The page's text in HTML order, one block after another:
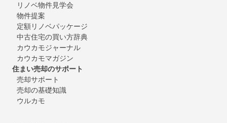
リノベ物件見学会
物件提案
定額リノベパッケージ
中古住宅の買い方辞典
カウカモジャーナル
カウカモマガジン
住まい売却のサポート
売却サポート
売却の基礎知識
ウルカモ